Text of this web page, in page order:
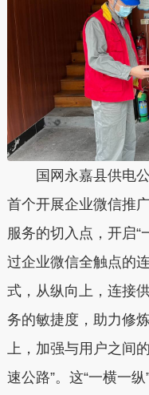
国网永嘉县供电
首个开展企业微信推
服务的切入点，开启“
过企业微信全触点的
式，从纵向上，连接
务的敏捷度，助力修
上，加强与用户之间
速公路”。这“一横一